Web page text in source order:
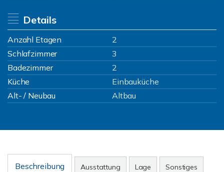
Details
Anzahl Etagen
2
Schlafzimmer
3
Badezimmer
2
Küche
Einbauküche
Alt- / Neubau
Altbau
Beschreibung Ausstattung Lage Sonstiges